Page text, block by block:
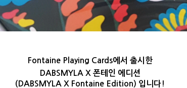
Fontaine Playing Cards에서 출시한
DABSMYLA X 폰테인 에디션
(DABSMYLA X Fontaine Edition) 입니다!